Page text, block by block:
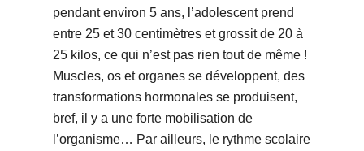
pendant environ 5 ans, l’adolescent prend
entre 25 et 30 centimètres et grossit de 20 à
25 kilos, ce qui n’est pas rien tout de même !
Muscles, os et organes se développent, des
transformations hormonales se produisent,
bref, il y a une forte mobilisation de
l’organisme… Par ailleurs, le rythme scolaire